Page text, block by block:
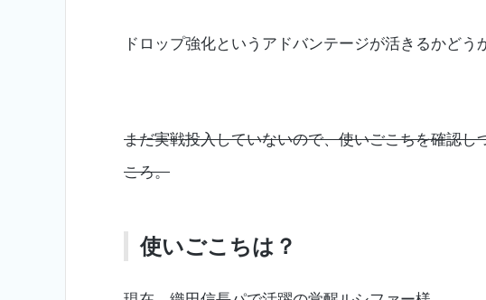
ドロップ強化というアドバンテージが活きるかどう
まだ実戦投入していないので、使いごこちを確認
ころ。
使いごこちは？